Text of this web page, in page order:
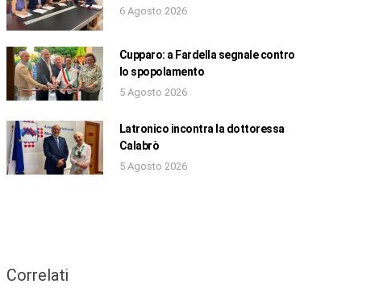
6 Agosto 2026
Cupparo: a Fardella segnale contro
lo spopolamento
5 Agosto 2026
Latronico incontra la dottoressa
Calabrò
5 Agosto 2026
Correlati